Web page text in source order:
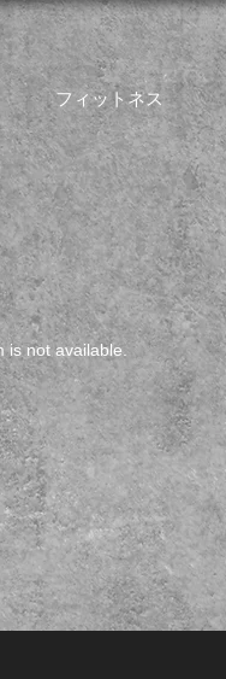
フィットネス
is not available.